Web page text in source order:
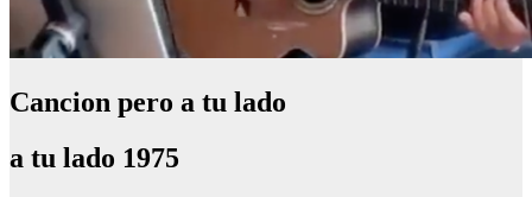
Cancion pero a tu lado
a tu lado 1975